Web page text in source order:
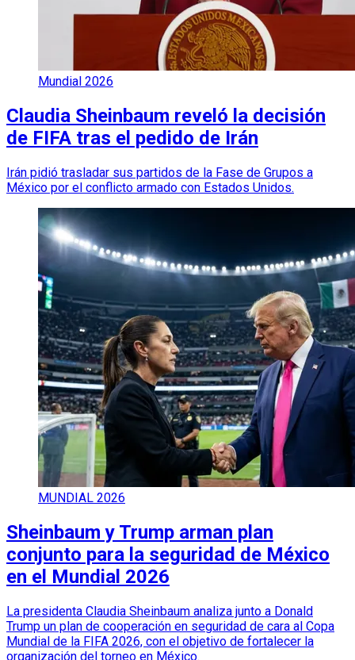
Mundial 2026
Claudia Sheinbaum reveló la decisión
de FIFA tras el pedido de Irán
Irán pidió trasladar sus partidos de la Fase de Grupos a
México por el conflicto armado con Estados Unidos.
MUNDIAL 2026
Sheinbaum y Trump arman plan
conjunto para la seguridad de México
en el Mundial 2026
La presidenta Claudia Sheinbaum analiza junto a Donald
Trump un plan de cooperación en seguridad de cara al Copa
Mundial de la FIFA 2026, con el objetivo de fortalecer la
organización del torneo en México.